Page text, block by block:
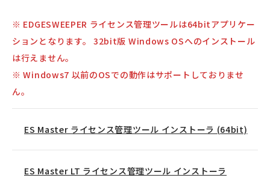
※ EDGESWEEPER ライセンス管理ツールは64bitアプリケー
ションとなります。 32bit版 Windows OSへのインストール
は行えません。
※ Windows7 以前のOSでの動作はサポートしておりませ
ん。
ES Master ライセンス管理ツール インストーラ (64bit)
ES Master LT ライセンス管理ツール インストーラ